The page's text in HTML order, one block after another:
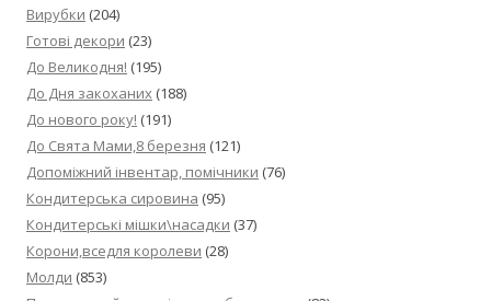
Вирубки (204)
Готові декори (23)
До Великодня! (195)
До Дня закоханих (188)
До нового року! (191)
До Свята Мами,8 березня (121)
Допоміжний інвентар, помічники (76)
Кондитерська сировина (95)
Кондитерські мішки\насадки (37)
Корони,вседля королеви (28)
Молди (853)